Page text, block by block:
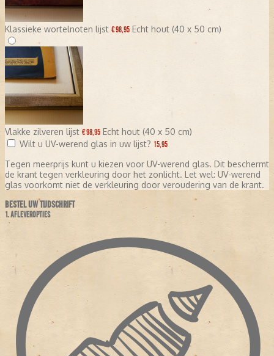
Klassieke wortelnoten lijst € 98,95 Echt hout (40 x 50 cm)
Vlakke zilveren lijst € 98,95 Echt hout (40 x 50 cm)
Wilt u UV-werend glas in uw lijst? 15,95
Tegen meerprijs kunt u kiezen voor UV-werend glas. Dit beschermt
de krant tegen verkleuring door het zonlicht. Let wel: UV-werend
glas voorkomt niet de verkleuring door veroudering van de krant.
BESTEL UW TIJDSCHRIFT
1. AFLEVEROPTIES